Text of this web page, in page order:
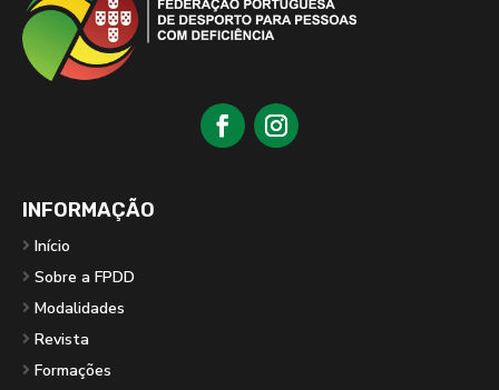
INFORMAÇÃO
Início
Sobre a FPDD
Modalidades
Revista
Formações